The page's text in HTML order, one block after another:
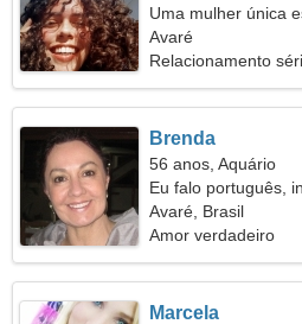
Uma mulher única
como você
Avaré
Relacionamento
Brenda
56 anos, Aquário
Eu falo português,
Avaré, Brasil
Amor verdadeiro
Marcela